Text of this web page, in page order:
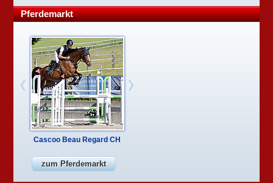
Pferdemarkt
Cascoo Beau Regard CH
zum Pferdemarkt